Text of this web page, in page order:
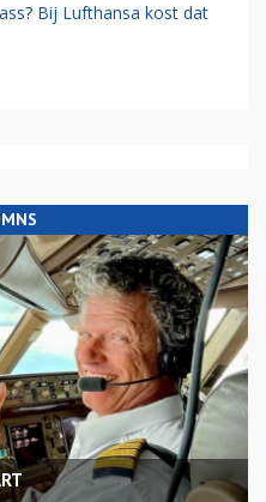
Bij Lufthansa kost dat